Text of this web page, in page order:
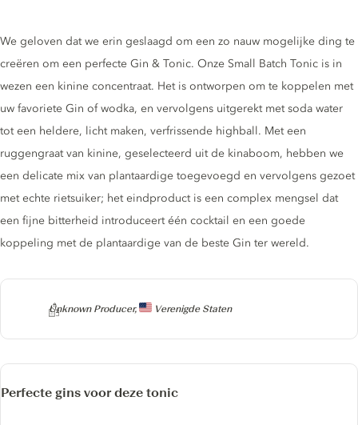
Producer
Unknown Producer, Verenigde Staten
Tonic description
We geloven dat we erin geslaagd om een ​​zo nauw mogelijke ding te
creëren om een ​​perfecte Gin & Tonic. Onze Small Batch Tonic is in
wezen een kinine concentraat. Het is ontworpen om te koppelen met
uw favoriete Gin of wodka, en vervolgens uitgerekt met soda water
tot een heldere, licht maken, verfrissende highball. Met een
ruggengraat van kinine, geselecteerd uit de kinaboom, hebben we
een delicate mix van plantaardige toegevoegd en vervolgens gezoet
met echte rietsuiker; het eindproduct is een complex mengsel dat
een fijne bitterheid introduceert één cocktail en een goede
koppeling met de plantaardige van de beste Gin ter wereld.
Perfecte gins voor deze tonic